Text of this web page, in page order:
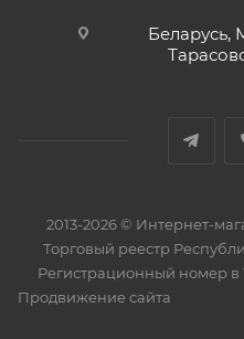
Беларусь,
2013-2026 © Интернет-
Торговый реестр
Регистрационный номер в
Продвижение сайта